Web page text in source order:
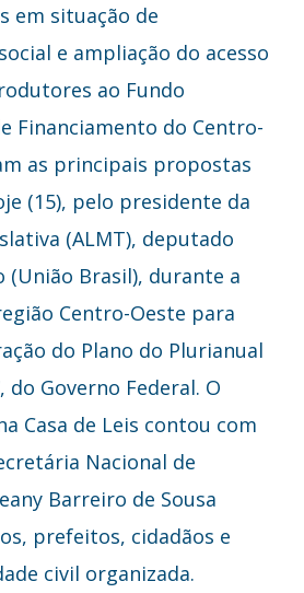
em situação de
e ampliação do acesso
ao Fundo
Financiamento do Centro-
as principais propostas
(15), pelo presidente da
(ALMT), deputado
(União Brasil), durante a
Centro-Oeste para
do Plano do Plurianual
do Governo Federal. O
Casa de Leis contou com
Nacional de
Barreiro de Sousa
prefeitos, cidadãos e
civil organizada.